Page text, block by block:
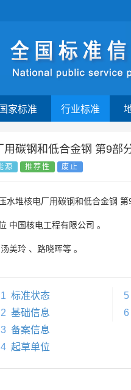
家标准 行业标准
用碳钢和低合金钢 第9部
源 推荐性 废止
水堆核电厂用碳钢和低合金钢
中国核电工程有限公司 。
汤美玲 、 路晓晖等 。
1 标准状态
2 基础信息
3 备案信息
4 起草单位
5
6